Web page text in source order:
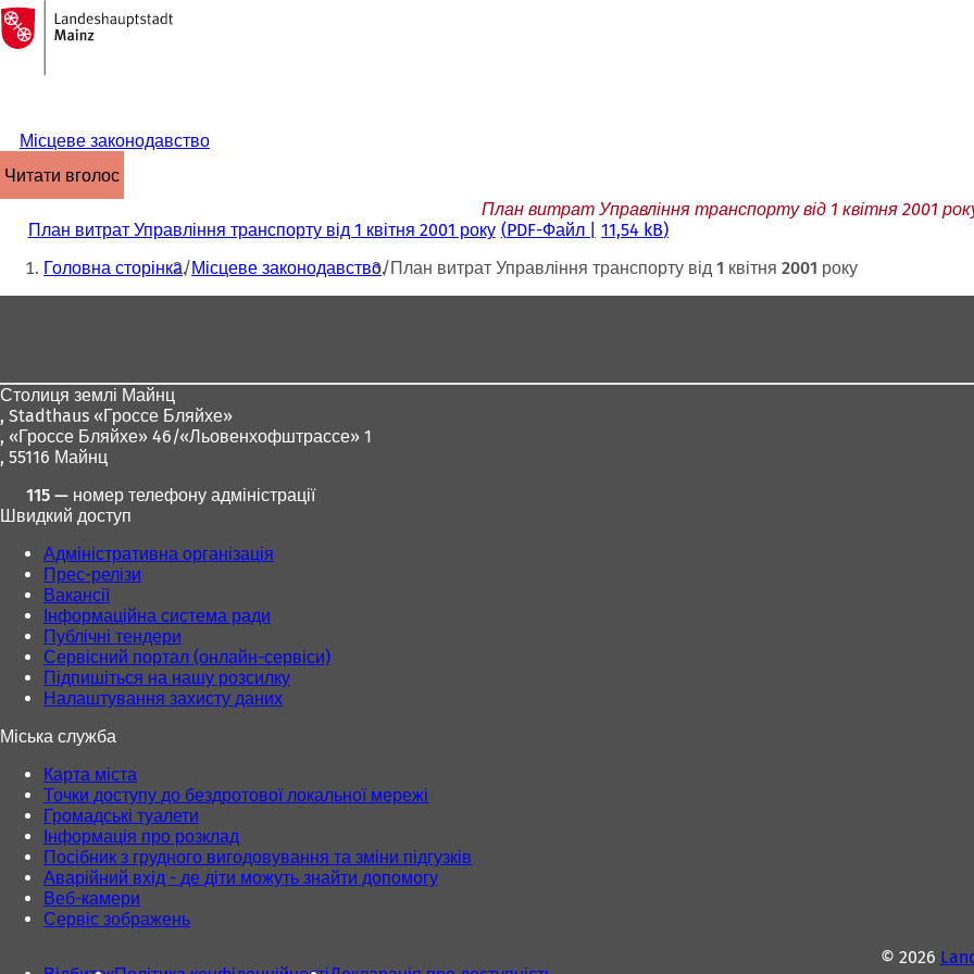
Перейти до змісту
На
головну
сторінку
Місцеве законодавство
читати вголос
План витрат Управління транспорту від 1 квітня 2001
План витрат Управління транспорту від 1 квітня 2001 року PDF-Файл 11,54 kB
Ти
тут:
Головна сторінка Місцеве законодавство План витрат Управління транспорту від 1 квітня 2001 року
Столиця землі Майнц
, Stadthaus «Гроссе Бляйхе»
, «Гроссе Бляйхе» 46/«Льовенхофштрассе» 1
, 55116 Майнц
115 — номер телефону адміністрації
Швидкий доступ
Адміністративна організація
Прес-релізи
Вакансії
Інформаційна система ради
Публічні тендери
Сервісний портал (онлайн-сервіси)
Підпишіться на нашу розсилку
Налаштування захисту даних
Міська служба
Карта міста
Точки доступу до бездротової локальної мережі
Громадські туалети
Інформація про розклад
Посібник з грудного вигодовування та зміни підгузків
Аварійний вхід - де діти можуть знайти допомогу
Веб-камери
Сервіс зображень
© 2026